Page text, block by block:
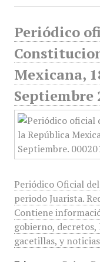
Periódico
Mexicana,
Septiembre
Periódico Oficial
periodo Juarista.
Contiene
gobierno, decretos,
gacetillas, y